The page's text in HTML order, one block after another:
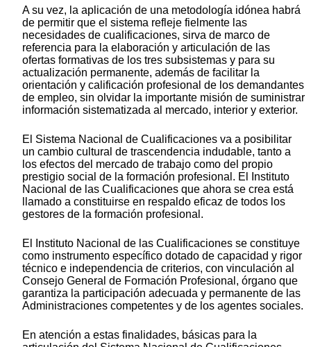
A su vez, la aplicación de una metodología idónea habrá
de permitir que el sistema refleje fielmente las
necesidades de cualificaciones, sirva de marco de
referencia para la elaboración y articulación de las
ofertas formativas de los tres subsistemas y para su
actualización permanente, además de facilitar la
orientación y calificación profesional de los demandantes
de empleo, sin olvidar la importante misión de suministrar
información sistematizada al mercado, interior y exterior.
El Sistema Nacional de Cualificaciones va a posibilitar
un cambio cultural de trascendencia indudable, tanto a
los efectos del mercado de trabajo como del propio
prestigio social de la formación profesional. El Instituto
Nacional de las Cualificaciones que ahora se crea está
llamado a constituirse en respaldo eficaz de todos los
gestores de la formación profesional.
El Instituto Nacional de las Cualificaciones se constituye
como instrumento específico dotado de capacidad y rigor
técnico e independencia de criterios, con vinculación al
Consejo General de Formación Profesional, órgano que
garantiza la participación adecuada y permanente de las
Administraciones competentes y de los agentes sociales.
En atención a estas finalidades, básicas para la